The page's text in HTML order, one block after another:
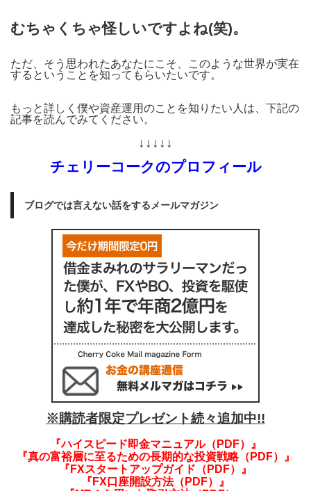
むちゃくちゃ怪しいですよね(笑)。
ただ、そう思われたあなたにこそ、このような世界が実在
するということを知ってもらいたいです。
もっと詳しく僕や資産運用のことを知りたい人は、下記の
記事を読んでみてください。
↓↓↓↓↓
チェリーコークのプロフィール
ブログでは言えない話をするメールマガジン
※購読者限定プレゼント続々追加中!!
『ハイスピード即金マニュアル（PDF）』
『真の富裕層に至るための長期的な投資戦略（PDF）』
『FXスタートアップガイド（PDF）』
『FX口座開設方法（PDF）』